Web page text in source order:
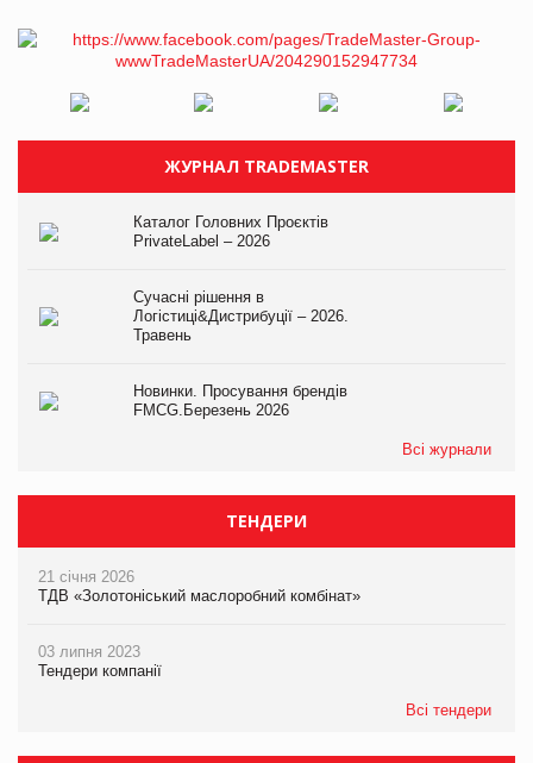
ЖУРНАЛ TRADEMASTER
Каталог Головних Проєктів
PrivateLabel – 2026
Сучасні рішення в
Логістиці&Дистрибуції – 2026.
Травень
Новинки. Просування брендів
FMCG.Березень 2026
Всі журнали
ТЕНДЕРИ
21 січня 2026
ТДВ «Золотоніський маслоробний комбінат»
03 липня 2023
Тендери компанії
Всі тендери